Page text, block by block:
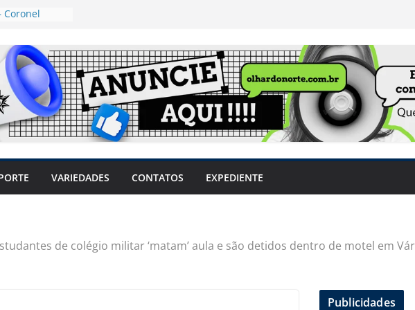
Coronel
mulheres
travar o
produtores
sem
sintomas,
VARIEDADES CONTATOS EXPEDIENTE
de colégio militar ‘matam’ aula e são detidos dentro de motel em
Publicidades